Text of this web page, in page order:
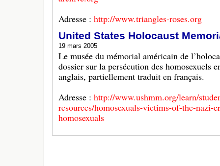
Adresse : http://www.triangles-roses.org
United States Holocaust
19 mars 2005
Le musée du mémorial américain de
dossier sur la persécution des homosexuels
anglais, partiellement traduit en français.
Adresse : http://www.ushmm.org/learn/
resources/homosexuals-victims-of-the-nazi-
homosexuals